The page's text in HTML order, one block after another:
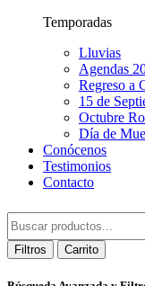
Temporadas
Lluvias
Agendas
Regreso a
15 de
Octubre
Día de
Conócenos
Testimonios
Contacto
Filtros Carrito